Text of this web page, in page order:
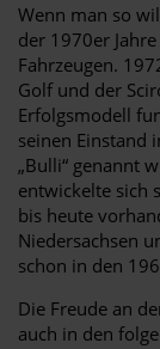
Wenn man so
der 1970er
Fahrzeugen.
Golf und der
Erfolgsmodell
seinen Einstand
„Bulli“ genannt
entwickelte sich
bis heute
Niedersachsen
schon in den
Die Freude an
auch in den